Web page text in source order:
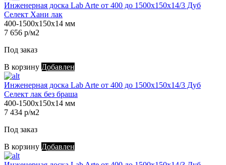
Инженерная доска Lab Arte от 400 до 1500х150х14/3 Дуб
Селект Хани лак
400-1500х150х14 мм
7 656 р/м2
Под заказ
В корзину Добавлен
Инженерная доска Lab Arte от 400 до 1500х150х14/3 Дуб
Селект лак без браша
400-1500х150х14 мм
7 434 р/м2
Под заказ
В корзину Добавлен